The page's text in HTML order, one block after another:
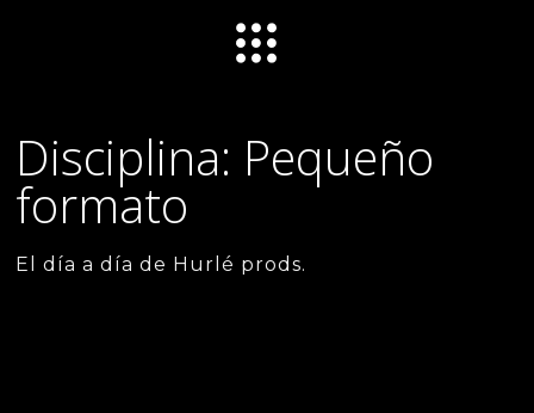
Disciplina: Pequeño
formato
El día a día de Hurlé prods.